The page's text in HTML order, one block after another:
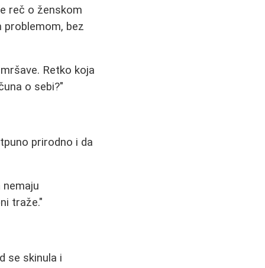
reč o ženskom
problemom, bez
Retko koja
o sebi?"
prirodno i da
traže."
se skinula i